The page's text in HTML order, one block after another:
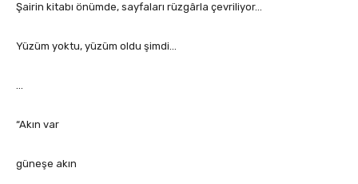
Şairin kitabı önümde, sayfaları rüzgârla çevriliyor…
Yüzüm yoktu, yüzüm oldu şimdi…
…
“Akın var
güneşe akın